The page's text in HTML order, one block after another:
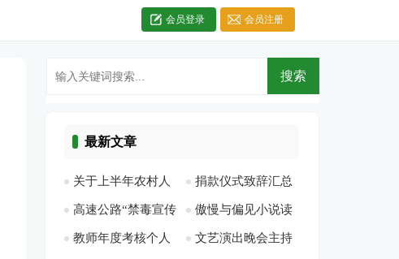
会员登录 会员注册
最新文章
关于上半年农村人
居环境环境整治工作
总结暨第二季度检查
捐款仪式致辞汇总
合集[此文共3420字]
高速公路“禁毒宣传
月”活动总结[此文共
傲慢与偏见小说读
后感[此文共3257字]
教师年度考核个人 文艺演出晚会主持